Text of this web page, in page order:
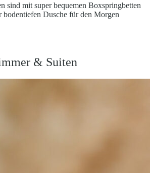
sind mit super bequemen Boxspringbetten
Dusche für den Morgen
& Suiten